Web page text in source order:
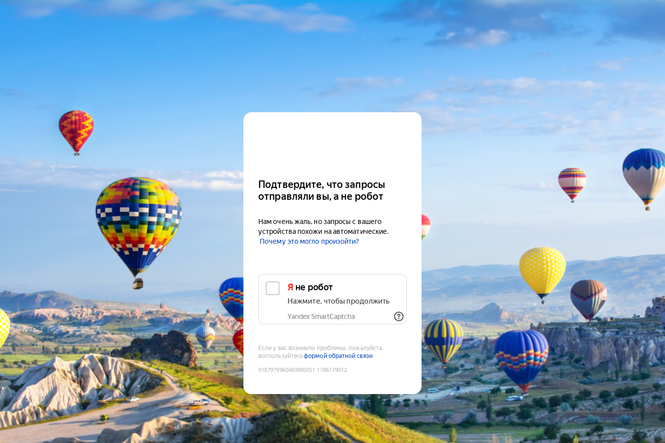
Подтвердите, что запросы
отправляли вы, а не робот
Нам очень жаль, но запросы с вашего
устройства похожи на автоматические.
Почему это могло произойти?
Я не робот
Нажмите, чтобы продолжить
Yandex SmartCaptcha
Если у вас возникли проблемы, пожалуйста,
воспользуйтесьформой обратной связи
9187979960483880051 :1786179012